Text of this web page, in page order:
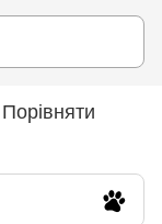
Порівняти